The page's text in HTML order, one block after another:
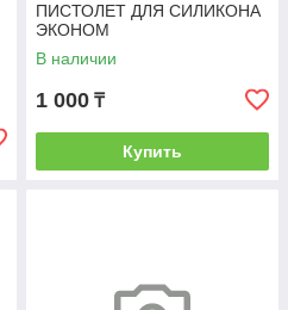
ПИСТОЛЕТ ДЛЯ СИЛИКОНА
ЭКОНОМ
В наличии
1 000 ₸
Купить